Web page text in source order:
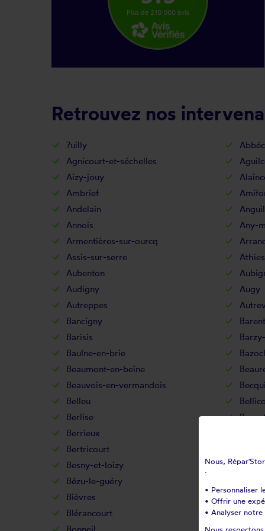
Plus de 210 000 avis
Retrouvez nos
?uilly
Agnicourt-et-séchelles
Aizy-jouy
Ambrief
Andelain
Annois
Any-
Armentières-sur-ourcq
Assis-sur-serre
Aubenton
Audigny
Augy
Autreppes
Bancigny
Barisis
Baulne-en-brie
Beaumont-en-beine
Beauvois-en-vermandois
Belleu
Berlise
Berrieux
Bertricourt
Besny-et-loizy
Bézu-le-guéry
Bièvres
Billy-
Blérancourt
Nous,
:
• Personnaliser
• Offrir une
• Analyser notre